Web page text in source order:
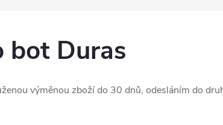
bot Duras
výměnou zboží do 30 dnů, odesláním do